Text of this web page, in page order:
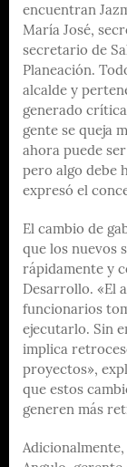
encuentran
María José,
secretario de
Planeación.
alcalde y
generado
gente se queja
ahora puede
pero algo debe
expresó el
El cambio de
que los nuevos
rápidamente y
Desarrollo. «El
funcionarios
ejecutarlo. Sin
implica
proyectos»,
que estos
generen más